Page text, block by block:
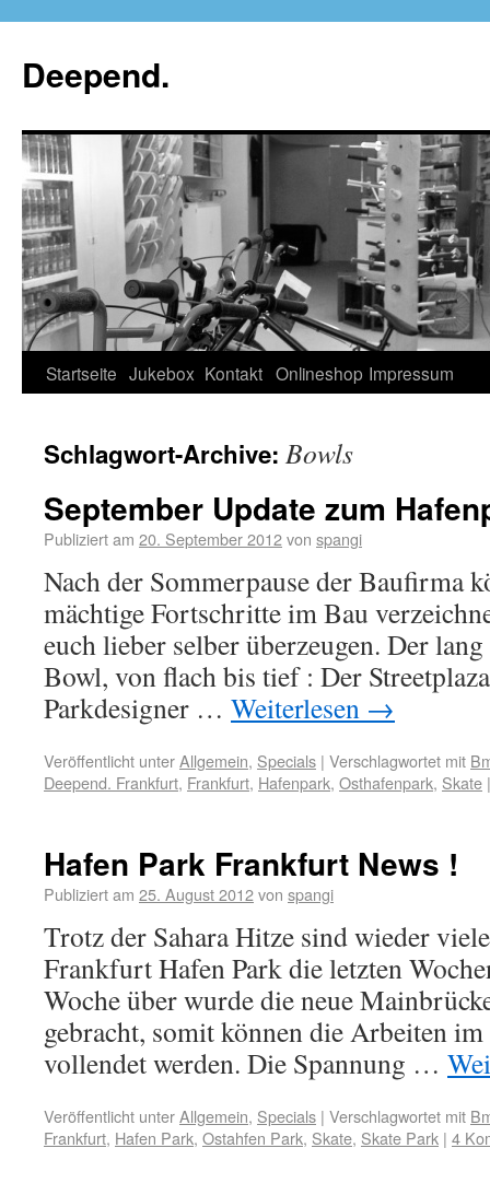
Deepend.
Startseite Jukebox Kontakt Onlineshop Impressum
Schlagwort-Archive: Bowls
September Update zum
Publiziert am 20. September 2012von spangi
Nach der Sommerpause der Baufirma
mächtige Fortschritte im Bau
euch lieber selber überzeugen. Der
Bowl, von flach bis tief : Der
Parkdesigner … Weiterlesen →
Veröffentlicht unterAllgemein, Specials | Verschlagwortet mit
Deepend. Frankfurt, Frankfurt, Hafenpark, Osthafenpark, Skate |
Hafen Park Frankfurt News !
Publiziert am 25. August 2012von spangi
Trotz der Sahara Hitze sind wieder
Frankfurt Hafen Park die letzten
Woche über wurde die neue
gebracht, somit können die Arbeiten im
vollendet werden. Die Spannung …
Veröffentlicht unterAllgemein, Specials | Verschlagwortet mit
Frankfurt, Hafen Park, Ostahfen Park, Skate, Skate Park | 4